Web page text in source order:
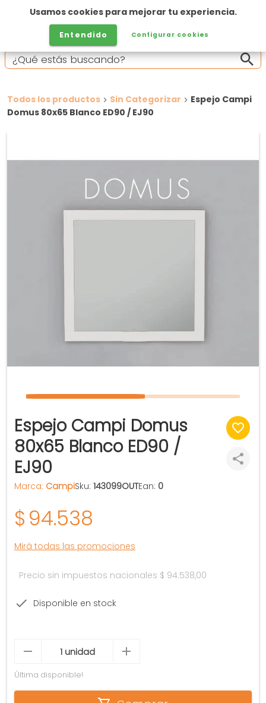
Todos los productos Sin Categorizar
Espejo Campi
Domus 80x65 Blanco ED90 / EJ90
Espejo Campi Domus
80x65 Blanco ED90 /
EJ90
Marca: CampiSku: 143099OUTEan: 0
$94.538
Mirá todas las promociones
Precio sin impuestos nacionales $ 94.538,00
Disponible en stock
Última disponible!
Usamos cookies para mejorar tu experiencia.
Entendido Configurar cookies